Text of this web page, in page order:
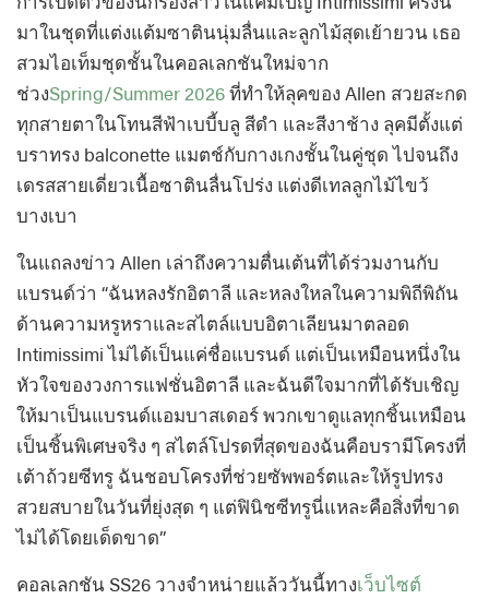
มาในชุดที่แต่งแต้มซาตินนุ่มลื่นและลูกไม้สุดเย้ายวน เธอ
สวมไอเท็มชุดชั้นในคอลเลกชันใหม่จาก
ช่วงSpring/Summer 2026ที่ทำให้ลุคของ Allen สวยสะกด
ทุกสายตาในโทนสีฟ้าเบบี้บลู สีดำ และสีงาช้าง ลุคมีตั้งแต่
บราทรง balconette แมตช์กับกางเกงชั้นในคู่ชุด ไปจนถึง
เดรสสายเดี่ยวเนื้อซาตินลื่นโปร่ง แต่งดีเทลลูกไม้ไขว้
บางเบา
ในแถลงข่าว Allen เล่าถึงความตื่นเต้นที่ได้ร่วมงานกับ
แบรนด์ว่า “ฉันหลงรักอิตาลี และหลงใหลในความพิถีพิถัน
ด้านความหรูหราและสไตล์แบบอิตาเลียนมาตลอด
Intimissimi ไม่ได้เป็นแค่ชื่อแบรนด์ แต่เป็นเหมือนหนึ่งใน
หัวใจของวงการแฟชั่นอิตาลี และฉันดีใจมากที่ได้รับเชิญ
ให้มาเป็นแบรนด์แอมบาสเดอร์ พวกเขาดูแลทุกชิ้นเหมือน
เป็นชิ้นพิเศษจริง ๆ สไตล์โปรดที่สุดของฉันคือบรามีโครงที่
เต้าถ้วยซีทรู ฉันชอบโครงที่ช่วยซัพพอร์ตและให้รูปทรง
สวยสบายในวันที่ยุ่งสุด ๆ แต่ฟินิชซีทรูนี่แหละคือสิ่งที่ขาด
ไม่ได้โดยเด็ดขาด”
คอลเลกชัน SS26 วางจำหน่ายแล้ววันนี้ทางเว็บไซต์